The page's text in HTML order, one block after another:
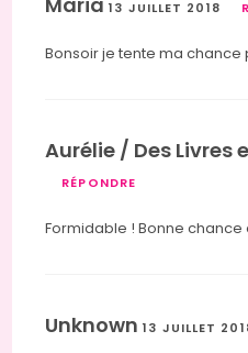
13 JUILLET 2018
Bonsoir je tente ma
Aurélie / Des Livres
RÉPONDRE
Formidable ! Bonne chance
Unknown13 JUILLET